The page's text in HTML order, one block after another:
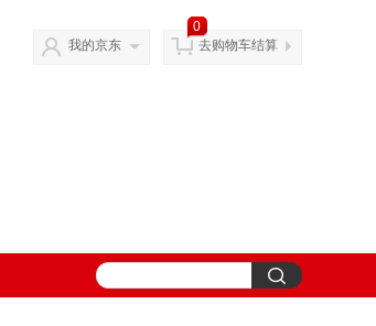
我的京东
0
去购物车结算